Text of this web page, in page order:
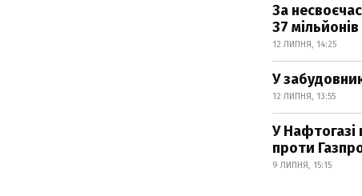
За
37 мільйонів
12 ЛИПНЯ, 14:25
У
12 ЛИПНЯ, 13:55
У Нафтогазі
проти
9 ЛИПНЯ, 15:15